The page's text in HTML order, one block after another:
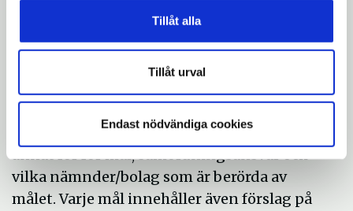
Tillåt alla
Tillåt urval
Endast nödvändiga cookies
k) Det psykiska välbefinnandet bland
kommunens invånare ska öka
l) Andelen våldsutsatta i kommunen ska
minska
Under varje målområde redogörs bland
annat för för mål, samordningsansvar och
vilka nämnder/bolag som är berörda av
målet. Varje mål innehåller även förslag på